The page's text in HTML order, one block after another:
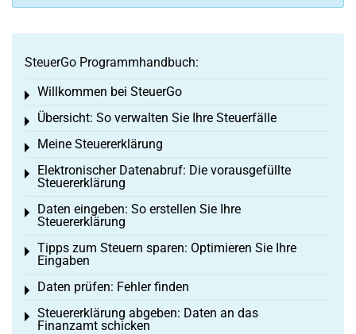
SteuerGo Programmhandbuch:
Willkommen bei SteuerGo
Toggle menu
Übersicht: So verwalten Sie Ihre Steuerfälle
Toggle menu
Meine Steuererklärung
Toggle menu
Elektronischer Datenabruf: Die vorausgefüllte
Steuererklärung
Toggle menu
Daten eingeben: So erstellen Sie Ihre
Steuererklärung
Toggle menu
Tipps zum Steuern sparen: Optimieren Sie Ihre
Eingaben
Toggle menu
Daten prüfen: Fehler finden
Toggle menu
Steuererklärung abgeben: Daten an das
Finanzamt schicken
Toggle menu